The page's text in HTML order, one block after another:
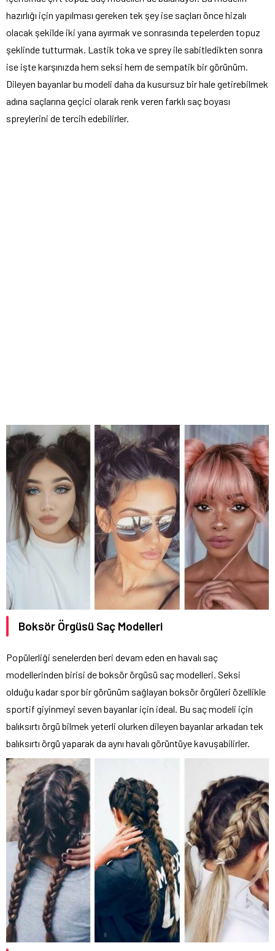
hazırlığı için yapılması gereken tek şey ise saçları önce hizalı
olacak şekilde iki yana ayırmak ve sonrasında tepelerden topuz
şeklinde tutturmak. Lastik toka ve sprey ile sabitledikten sonra
ise işte karşınızda hem seksi hem de sempatik bir görünüm.
Dileyen bayanlar bu modeli daha da kusursuz bir hale getirebilmek
adına saçlarına geçici olarak renk veren farklı saç boyası
spreylerini de tercih edebilirler.
Boksör Örgüsü Saç Modelleri
Popülerliği senelerden beri devam eden en havalı saç
modellerinden birisi de boksör örgüsü saç modelleri. Seksi
olduğu kadar spor bir görünüm sağlayan boksör örgüleri özellikle
sportif giyinmeyi seven bayanlar için ideal. Bu saç modeli için
balıksırtı örgü bilmek yeterli olurken dileyen bayanlar arkadan tek
balıksırtı örgü yaparak da aynı havalı görüntüye kavuşabilirler.